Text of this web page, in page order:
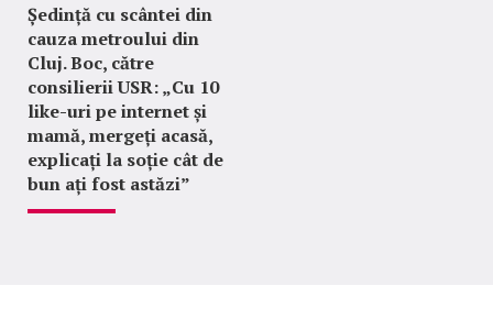
Ședință cu scântei din
cauza metroului din
Cluj. Boc, către
consilierii USR: „Cu 10
like-uri pe internet și
mamă, mergeți acasă,
explicați la soție cât de
bun ați fost astăzi”